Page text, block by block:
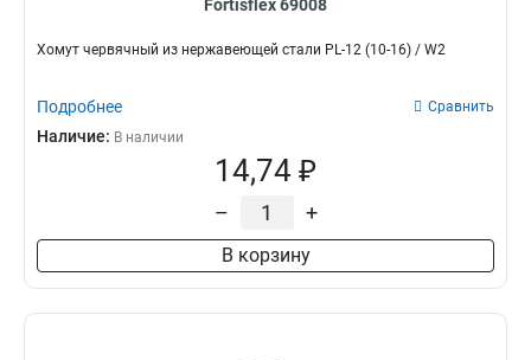
Fortisflex 69008
Хомут червячный из нержавеющей стали PL-12 (10-16) / W2
Подробнее Сравнить
Наличие: В наличии
14,74 ₽
– +
В корзину